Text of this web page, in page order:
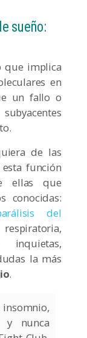
sueño:
que implica
en
un fallo o
de las
función
ellas que
conocidas:
del
la más
.
y nunca